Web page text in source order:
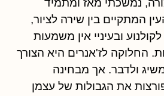
נמשכתי מאז ומתמיד
המתקיים בין שירה לציור,
ובעיניי אין משמעות
החלוקה לז'אנרים היא הצורך
ולדבר. אך מבחינה
את הגבולות של עצמן